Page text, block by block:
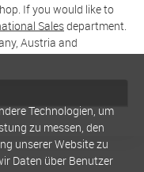
If you would like to
Salesdepartment.
Austria and
Technologien, um
zu messen, den
unserer Website zu
Daten über Benutzer